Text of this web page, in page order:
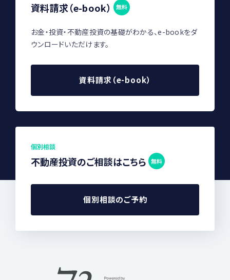
資料請求（e-book） 無料
お金・投資・不動産投資の基礎がわかる、e-bookをダ
ウンロードいただけます。
資料請求（e-book）
個別相談
不動産投資のご相談はこちら 無料
個別相談のご予約